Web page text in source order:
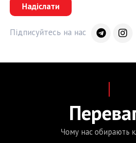
Надіслати
Підписуйтесь на нас
Чому насобирають